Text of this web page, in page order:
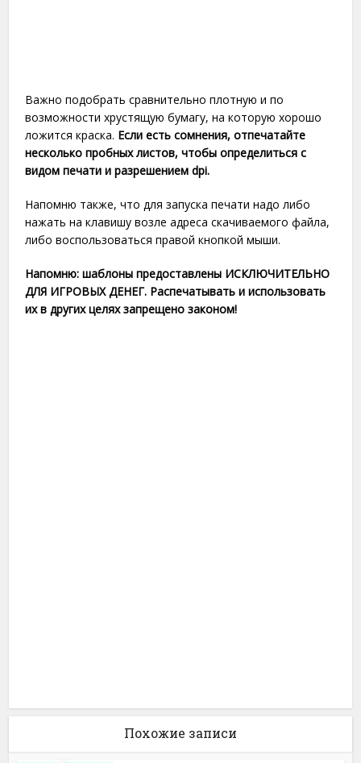
Важно подобрать сравнительно плотную и по
возможности хрустящую бумагу, на которую хорошо
ложится краска. Если есть сомнения, отпечатайте
несколько пробных листов, чтобы определиться с
видом печати и разрешением dpi.
Напомню также, что для запуска печати надо либо
нажать на клавишу возле адреса скачиваемого файла,
либо воспользоваться правой кнопкой мыши.
Напомню: шаблоны предоставлены ИСКЛЮЧИТЕЛЬНО
ДЛЯ ИГРОВЫХ ДЕНЕГ. Распечатывать и использовать
их в других целях запрещено законом!
Похожие записи